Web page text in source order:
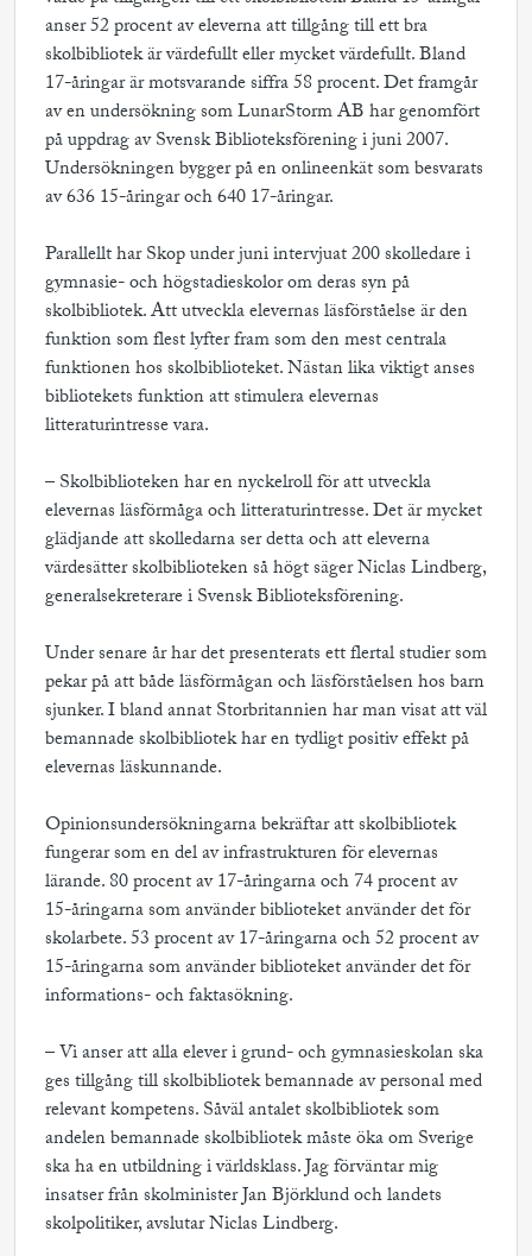
anser 52 procent av eleverna att tillgång till ett bra
skolbibliotek är värdefullt eller mycket värdefullt. Bland
17-åringar är motsvarande siffra 58 procent. Det framgår
av en undersökning som LunarStorm AB har genomfört
på uppdrag av Svensk Biblioteksförening i juni 2007.
Undersökningen bygger på en onlineenkät som besvarats
av 636 15-åringar och 640 17-åringar.
Parallellt har Skop under juni intervjuat 200 skolledare i
gymnasie- och högstadieskolor om deras syn på
skolbibliotek. Att utveckla elevernas läsförståelse är den
funktion som flest lyfter fram som den mest centrala
funktionen hos skolbiblioteket. Nästan lika viktigt anses
bibliotekets funktion att stimulera elevernas
litteraturintresse vara.
– Skolbiblioteken har en nyckelroll för att utveckla
elevernas läsförmåga och litteraturintresse. Det är mycket
glädjande att skolledarna ser detta och att eleverna
värdesätter skolbiblioteken så högt säger Niclas Lindberg,
generalsekreterare i Svensk Biblioteksförening.
Under senare år har det presenterats ett flertal studier som
pekar på att både läsförmågan och läsförståelsen hos barn
sjunker. I bland annat Storbritannien har man visat att väl
bemannade skolbibliotek har en tydligt positiv effekt på
elevernas läskunnande.
Opinionsundersökningarna bekräftar att skolbibliotek
fungerar som en del av infrastrukturen för elevernas
lärande. 80 procent av 17-åringarna och 74 procent av
15-åringarna som använder biblioteket använder det för
skolarbete. 53 procent av 17-åringarna och 52 procent av
15-åringarna som använder biblioteket använder det för
informations- och faktasökning.
– Vi anser att alla elever i grund- och gymnasieskolan ska
ges tillgång till skolbibliotek bemannade av personal med
relevant kompetens. Såväl antalet skolbibliotek som
andelen bemannade skolbibliotek måste öka om Sverige
ska ha en utbildning i världsklass. Jag förväntar mig
insatser från skolminister Jan Björklund och landets
skolpolitiker, avslutar Niclas Lindberg.